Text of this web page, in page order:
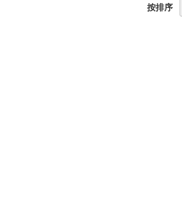
按排序